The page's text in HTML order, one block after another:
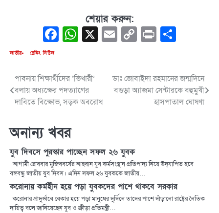
শেয়ার করুন:
Facebook
WhatsApp
X EmailCopy
Print
জাতীয় ব্রেকিং নিউজ
Post
navigation
পাবনায় শিক্ষার্থীদের ‘ভিখারী’
বলায় অধ্যক্ষের পদত্যাগের
দাবিতে বিক্ষোভ, সড়ক অবরোধ
ডাঃ জোবাইদা রহমানের জন্মদিনে
বগুড়া অ্যাজমা সেন্টারকে বহুমুখী
হাসপাতাল ঘোষণা
অনান্য খবর
যুব দিবসে পুরস্কার পাচ্ছেন সফল ২৬ যুবক
আগামী রোববার মুজিববর্ষের আহ্বান যুব কর্মসংস্থান প্রতিপাদ্য নিয়ে উদ্‌যাপিত হবে
বঙ্গবন্ধু জাতীয় যুব দিবস। এদিন সফল ২৬ যুবককে জাতীয়…
করোনায় কর্মহীন হয়ে পড়া যুবকদের পাশে থাকবে সরকার
করোনার প্রাদুর্ভাবে বেকার হয়ে পড়া মানুষের দুর্দিনে তাদের পাশে দাঁড়ানো রাষ্ট্রের নৈতিক
দায়িত্ব বলে জানিয়েছেন যুব ও ক্রীড়া প্রতিমন্ত্রী…